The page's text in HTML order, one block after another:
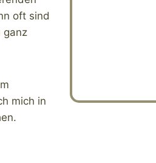
oft sind
ganz
mich in